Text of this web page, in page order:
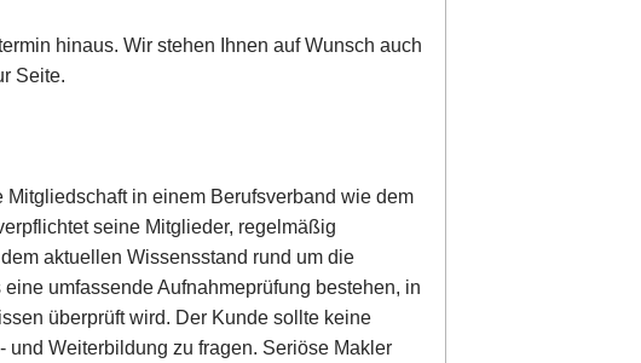
hinaus. Wir stehen Ihnen auf Wunsch auch
Seite.
in einem Berufsverband wie dem
seine Mitglieder, regelmäßig
aktuellen Wissensstand rund um die
umfassende Aufnahmeprüfung bestehen, in
überprüft wird. Der Kunde sollte keine
Weiterbildung zu fragen. Seriöse Makler